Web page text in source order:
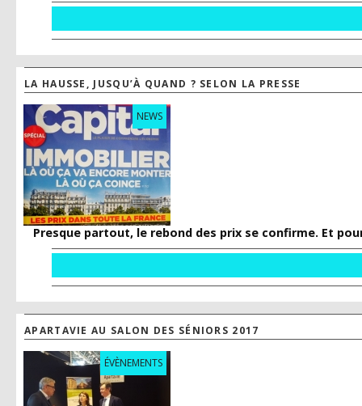
LA HAUSSE, JUSQU’À QUAND ? SELON LA PRESSE
NEWS
Presque partout, le rebond des prix se confirme. Et
APARTAVIE AU SALON DES SÉNIORS 2017
ÉVÈNEMENTS